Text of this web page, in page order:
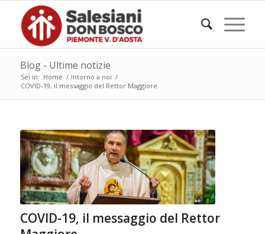
Blog - Ultime notizie
Sei in: Home / Intorno a noi /
COVID-19, il messaggio del Rettor Maggiore
COVID-19, il messaggio del Rettor